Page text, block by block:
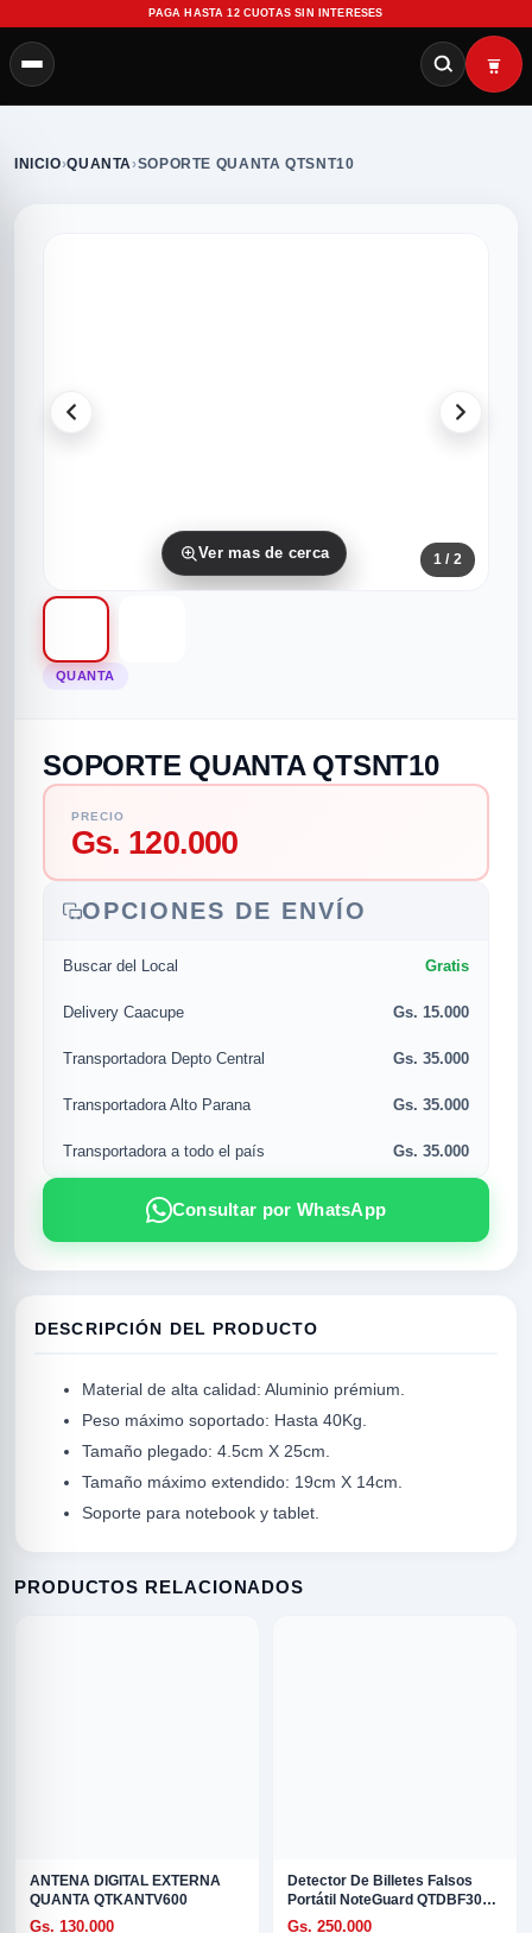
PAGA HASTA 12 CUOTAS SIN INTERESES
categorias
MUSICAL
INICIO›QUANTA›SOPORTE QUANTA QTSNT10
Ver mas de cerca 1 / 2
QUANTA
SOPORTE QUANTA QTSNT10
PRECIO
Gs. 120.000
OPCIONES DE ENVÍO
Buscar del Local Gratis
Delivery Caacupe Gs. 15.000
Transportadora Depto Central Gs. 35.000
Transportadora Alto Parana Gs. 35.000
Transportadora a todo el país Gs. 35.000
Consultar por WhatsApp
DESCRIPCIÓN DEL PRODUCTO
Material de alta calidad: Aluminio prémium.
Peso máximo soportado: Hasta 40Kg.
Tamaño plegado: 4.5cm X 25cm.
Tamaño máximo extendido: 19cm X 14cm.
Soporte para notebook y tablet.
PRODUCTOS RELACIONADOS
ANTENA DIGITAL EXTERNA
QUANTA QTKANTV600
Gs. 130.000
Detector De Billetes Falsos
Portátil NoteGuard QTDBF30
3W
Gs. 250.000